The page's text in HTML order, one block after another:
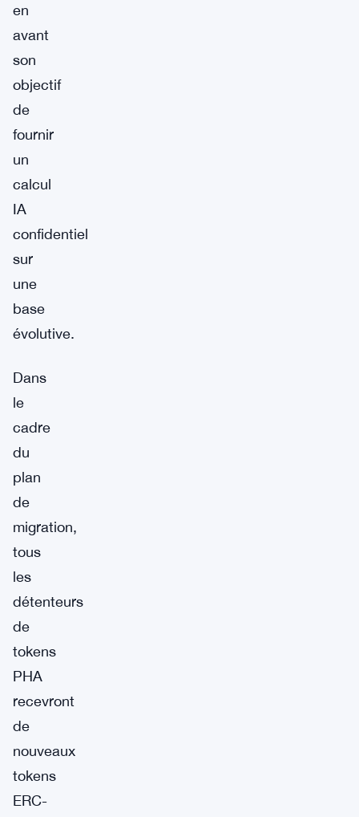
en
avant
son
objectif
de
fournir
un
calcul
IA
confidentiel
sur
une
base
évolutive.
Dans
le
cadre
du
plan
de
migration,
tous
les
détenteurs
de
tokens
PHA
recevront
de
nouveaux
tokens
ERC-